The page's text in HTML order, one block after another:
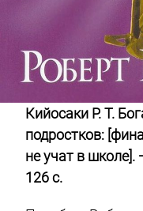
Кийосаки Р. Т.
подростков:
не учат в
126 с.